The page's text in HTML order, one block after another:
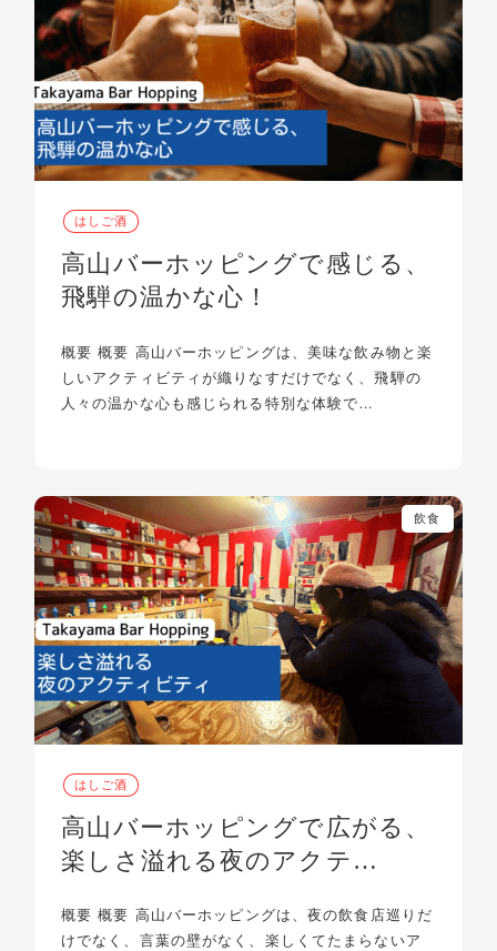
はしご酒
高山バーホッピングで感じる、
飛騨の温かな心！
概要 概要 高山バーホッピングは、美味な飲み物と楽
しいアクティビティが織りなすだけでなく、飛騨の
人々の温かな心も感じられる特別な体験で…
飲食
はしご酒
高山バーホッピングで広がる、
楽しさ溢れる夜のアクテ…
概要 概要 高山バーホッピングは、夜の飲食店巡りだ
けでなく、言葉の壁がなく、楽しくてたまらないア